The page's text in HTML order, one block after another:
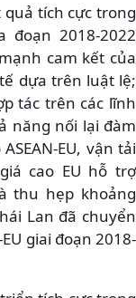
tích cực trong
đoạn 2018-2022
cam kết của
dựa trên luật lệ;
tác trên các lĩnh
năng nối lại đàm
EU, vận tải
cao EU hỗ trợ
thu hẹp khoảng
Lan đã chuyển
giai đoạn 2018-